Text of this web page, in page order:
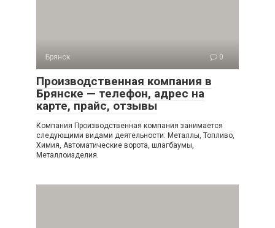
Брянск 0
Производственная компания в
Брянске — телефон, адрес на
карте, прайс, отзывы
Компания Производственная компания занимается
следующими видами деятельности: Металлы, Топливо,
Химия, Автоматические ворота, шлагбаумы,
Металлоизделия.